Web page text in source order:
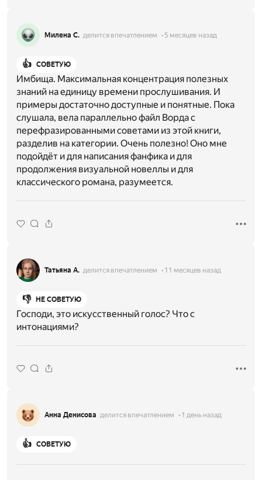
Милена С. делится впечатлением 5 месяцев назад
👍 СОВЕТУЮ
Имбища. Максимальная концентрация полезных
знаний на единицу времени прослушивания. И
примеры достаточно доступные и понятные. Пока
слушала, вела параллельно файл Ворда с
перефразированными советами из этой книги,
разделив на категории. Очень полезно! Оно мне
подойдёт и для написания фанфика и для
продолжения визуальной новеллы и для
классического романа, разумеется.
Татьяна А. делится впечатлением 11 месяцев назад
👎 НЕ СОВЕТУЮ
Господи, это искусственный голос? Что с
интонациями?
Анна Денисова делится впечатлением 1 день назад
👍 СОВЕТУЮ